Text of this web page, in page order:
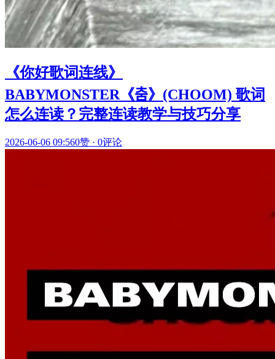
《你好歌词连线》
BABYMONSTER《춤》(CHOOM) 歌词
怎么连读？完整连读教学与技巧分享
2026-06-06 09:560赞 · 0评论